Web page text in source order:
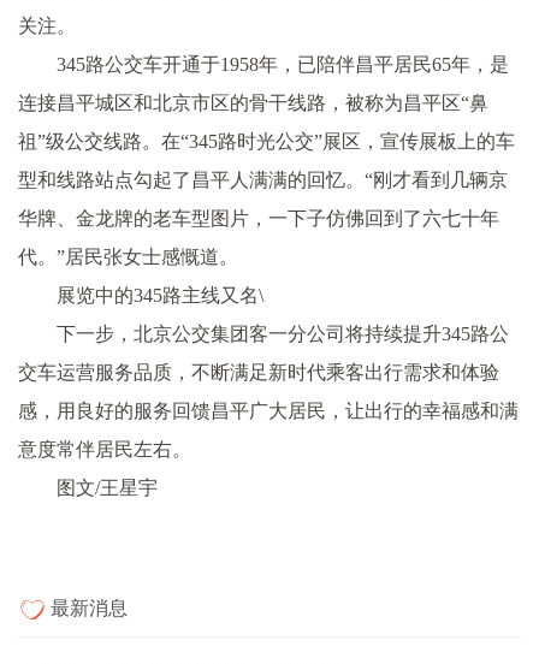
关注。
345路公交车开通于1958年，已陪伴昌平居民65年，是
连接昌平城区和北京市区的骨干线路，被称为昌平区“鼻
祖”级公交线路。在“345路时光公交”展区，宣传展板上的车
型和线路站点勾起了昌平人满满的回忆。“刚才看到几辆京
华牌、金龙牌的老车型图片，一下子仿佛回到了六七十年
代。”居民张女士感慨道。
展览中的345路主线又名\
下一步，北京公交集团客一分公司将持续提升345路公
交车运营服务品质，不断满足新时代乘客出行需求和体验
感，用良好的服务回馈昌平广大居民，让出行的幸福感和满
意度常伴居民左右。
图文/王星宇
最新消息